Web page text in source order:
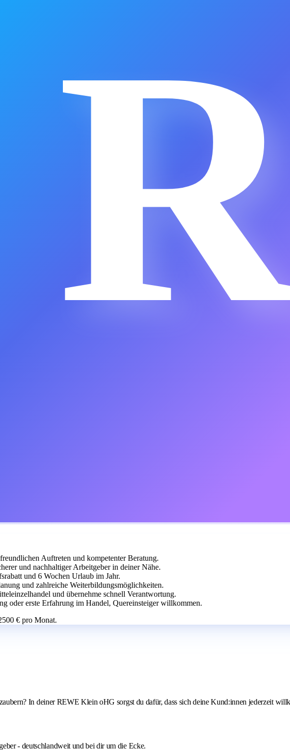
Auftreten und kompetenter Beratung.
und nachhaltiger Arbeitgeber in deiner Nähe.
und 6 Wochen Urlaub im Jahr.
und zahlreiche Weiterbildungsmöglichkeiten.
und übernehme schnell Verantwortung.
oder erste Erfahrung im Handel, Quereinsteiger willkommen.
€ pro Monat.
In deiner REWE Klein oHG sorgst du dafür, dass sich deine Kund:innen jederzeit
- deutschlandweit und bei dir um die Ecke.